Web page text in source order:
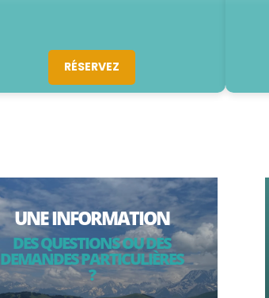
RÉSERVEZ
UNE INFORMATION
DES QUESTIONS OU DES
DEMANDES PARTICULIÈRES
?